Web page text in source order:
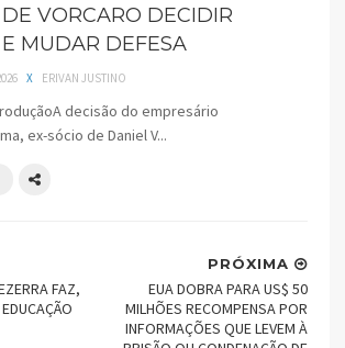
VORCARO DECIDIR
MUDAR DEFESA
X ERIVAN JUSTINO
decisão do empresário
ex-sócio de Daniel V...
PRÓXIMA
EUA DOBRA PARA US$ 50
MILHÕES RECOMPENSA POR
INFORMAÇÕES QUE LEVEM À
FAZ,